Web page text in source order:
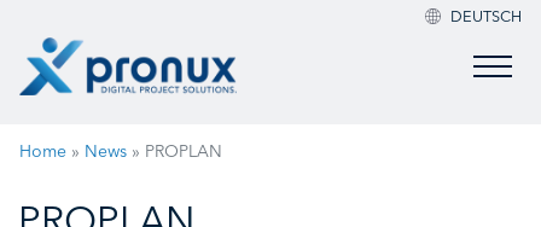
DEUTSCH
Home » News » PROPLAN